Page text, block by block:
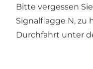
Bitte vergessen
Signalflagge N, zu
Durchfahrt unter